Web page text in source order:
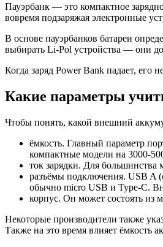
Пауэрбанк — это компактное
вовремя подзаряжая электронные
В основе пауэрбанков батареи
выбирать Li-Pol устройства — они
Когда заряд Power Bank падает, его
Какие параметры
Чтобы понять, какой внешний
ёмкость. Главный параметр
компактные модели на 3000-
ток зарядки. Для большинства
разъёмы подключения. USB A
обычно micro USB и Type-C.
корпус. Он может состоять из
Некоторые производители также
Также на это время влияет ёмкость